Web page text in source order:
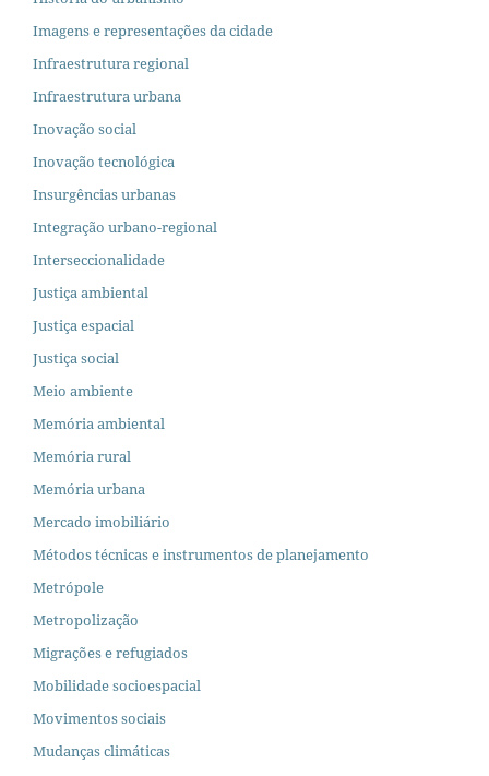
Imagens e representações da cidade
Infraestrutura regional
Infraestrutura urbana
Inovação social
Inovação tecnológica
Insurgências urbanas
Integração urbano-regional
Interseccionalidade
Justiça ambiental
Justiça espacial
Justiça social
Meio ambiente
Memória ambiental
Memória rural
Memória urbana
Mercado imobiliário
Métodos técnicas e instrumentos de planejamento
Metrópole
Metropolização
Migrações e refugiados
Mobilidade socioespacial
Movimentos sociais
Mudanças climáticas